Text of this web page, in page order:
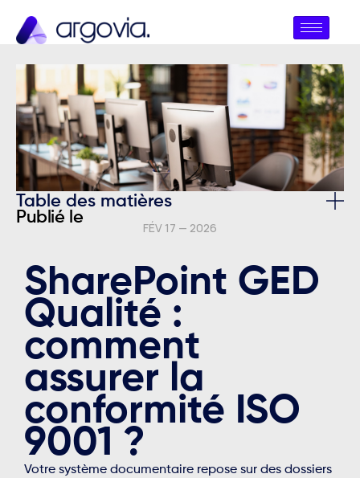
Table des matières
Publié le
FÉV 17 — 2026
SharePoint GED
Qualité :
comment
assurer la
conformité ISO
9001 ?
Votre système documentaire repose sur des dossiers